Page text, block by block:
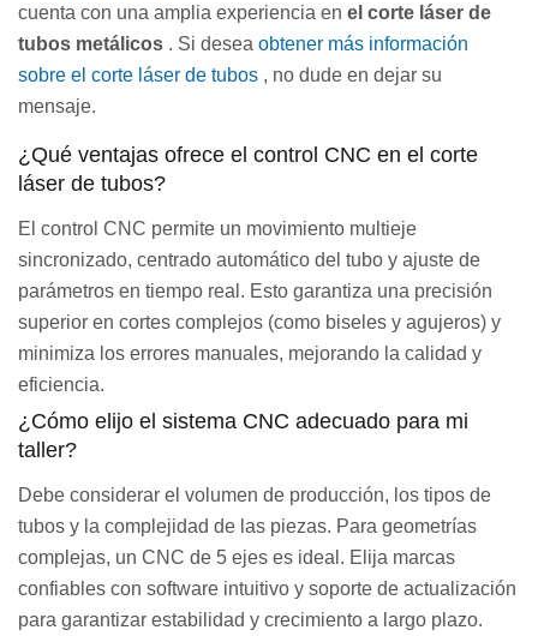
cuenta con una amplia experiencia en el corte láser de
tubos metálicos . Si desea obtener más información
sobre el corte láser de tubos , no dude en dejar su
mensaje.
¿Qué ventajas ofrece el control CNC en el corte
láser de tubos?
El control CNC permite un movimiento multieje
sincronizado, centrado automático del tubo y ajuste de
parámetros en tiempo real. Esto garantiza una precisión
superior en cortes complejos (como biseles y agujeros) y
minimiza los errores manuales, mejorando la calidad y
eficiencia.
¿Cómo elijo el sistema CNC adecuado para mi
taller?
Debe considerar el volumen de producción, los tipos de
tubos y la complejidad de las piezas. Para geometrías
complejas, un CNC de 5 ejes es ideal. Elija marcas
confiables con software intuitivo y soporte de actualización
para garantizar estabilidad y crecimiento a largo plazo.